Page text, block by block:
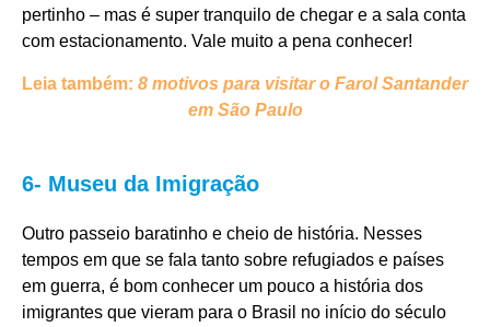
pertinho – mas é super tranquilo de chegar e a sala conta
com estacionamento. Vale muito a pena conhecer!
Leia também: 8 motivos para visitar o Farol Santander
em São Paulo
6- Museu da Imigração
Outro passeio baratinho e cheio de história. Nesses
tempos em que se fala tanto sobre refugiados e países
em guerra, é bom conhecer um pouco a história dos
imigrantes que vieram para o Brasil no início do século